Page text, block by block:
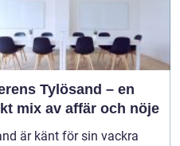
Tylösand – en
mix av affär och nöje
är känt för sin vackra